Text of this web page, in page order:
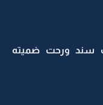
سند ورحت ضميته